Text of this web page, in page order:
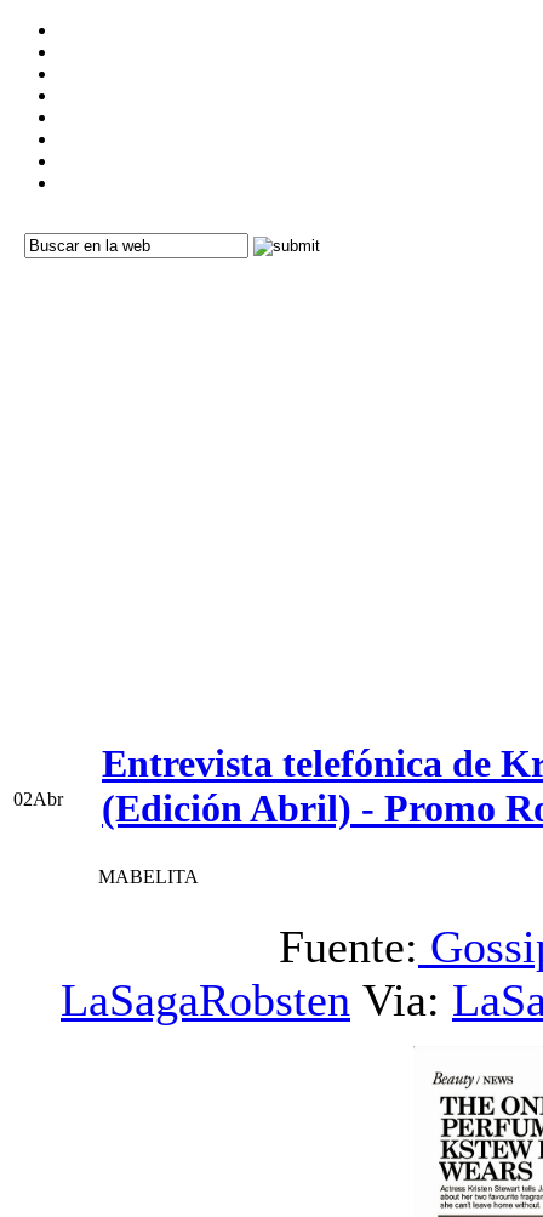
02Abr
Entrevista telefónica de
(Edición Abril) - Promo
MABELITA
Fuente:
LaSagaRobsten Via: